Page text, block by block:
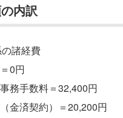
内訳
諸経費
0円
務手数料＝32,400円
金済契約）＝20,200円